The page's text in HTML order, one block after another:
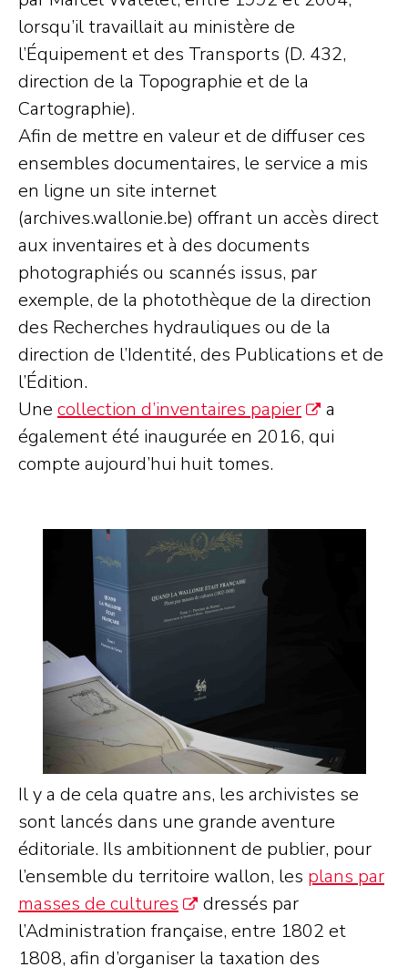
lorsqu’il travaillait au ministère de
l’Équipement et des Transports (D. 432,
direction de la Topographie et de la
Cartographie).
Afin de mettre en valeur et de diffuser ces
ensembles documentaires, le service a mis
en ligne un site internet
(archives.wallonie.be) offrant un accès direct
aux inventaires et à des documents
photographiés ou scannés issus, par
exemple, de la photothèque de la direction
des Recherches hydrauliques ou de la
direction de l’Identité, des Publications et de
l’Édition.
Une collection d’inventaires papier
a
également été inaugurée en 2016, qui
compte aujourd’hui huit tomes.
Il y a de cela quatre ans, les archivistes se
sont lancés dans une grande aventure
éditoriale. Ils ambitionnent de publier, pour
l’ensemble du territoire wallon, les plans par
masses de cultures
dressés par
l’Administration française, entre 1802 et
1808, afin d’organiser la taxation des